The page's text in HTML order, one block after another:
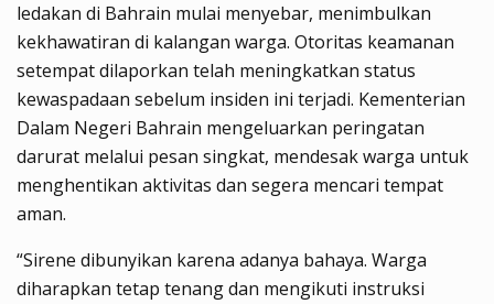
ledakan di Bahrain mulai menyebar, menimbulkan
kekhawatiran di kalangan warga. Otoritas keamanan
setempat dilaporkan telah meningkatkan status
kewaspadaan sebelum insiden ini terjadi. Kementerian
Dalam Negeri Bahrain mengeluarkan peringatan
darurat melalui pesan singkat, mendesak warga untuk
menghentikan aktivitas dan segera mencari tempat
aman.
“Sirene dibunyikan karena adanya bahaya. Warga
diharapkan tetap tenang dan mengikuti instruksi